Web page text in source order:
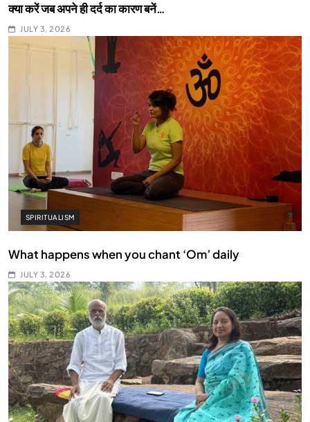
क्या करें जब अपने ही दर्द का कारण बनें…
JULY 3, 2026
SPIRITUALISM
What happens when you chant ‘Om’ daily
JULY 3, 2026